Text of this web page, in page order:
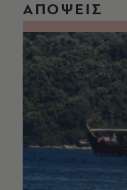
ΑΠΟΨΕΙΣ